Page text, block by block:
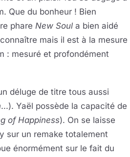
Que du bonheur ! Bien
phare New Soul a bien aidé
mais il est à la mesure
: mesuré et profondément
déluge de titre tous aussi
...). Yaël possède la capacité de
of Happiness). On se laisse
sur un remake totalement
énormément sur le fait du